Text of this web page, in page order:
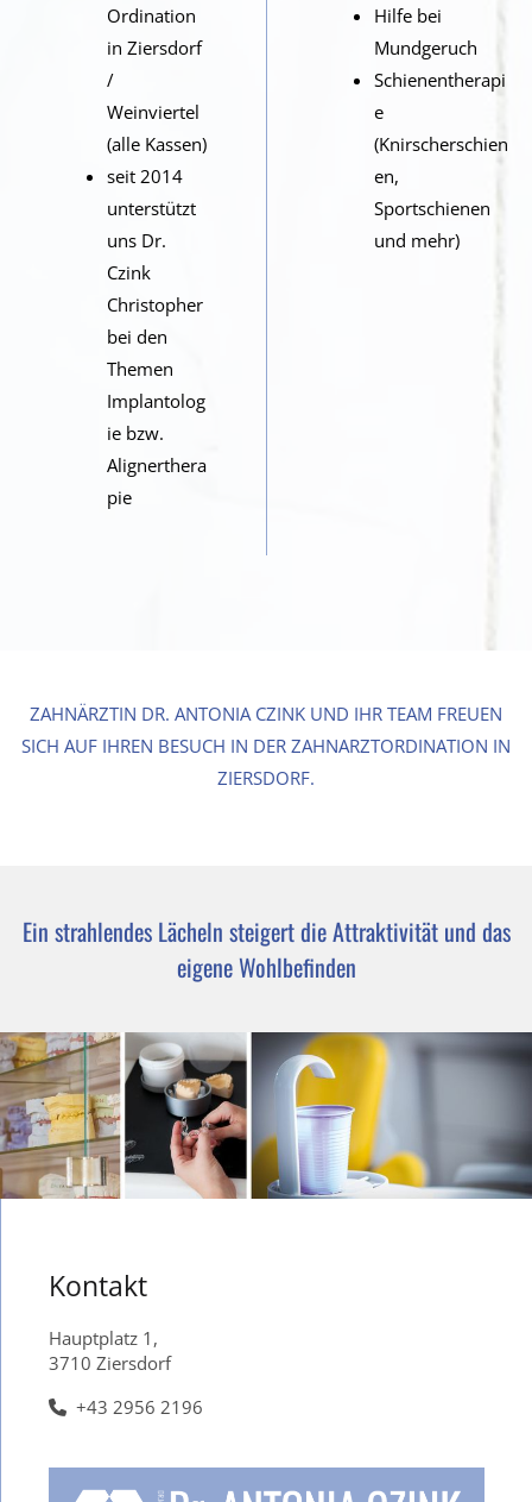
Ordination
in Ziersdorf
/
Weinviertel
(alle Kassen)
seit 2014
unterstützt
uns Dr.
Czink
Christopher
bei den
Themen
Implantolog
ie bzw.
Alignerthera
pie
Hilfe bei
Mundgeruch
Schienentherapi
e
(Knirscherschien
en,
Sportschienen
und mehr)
ZAHNÄRZTIN DR. ANTONIA CZINK UND IHR TEAM FREUEN
SICH AUF IHREN BESUCH IN DER ZAHNARZTORDINATION IN
ZIERSDORF.
Ein strahlendes Lächeln steigert die Attraktivität und das
eigene Wohlbefinden
Kontakt
Hauptplatz 1,
3710 Ziersdorf
 +43 2956 2196